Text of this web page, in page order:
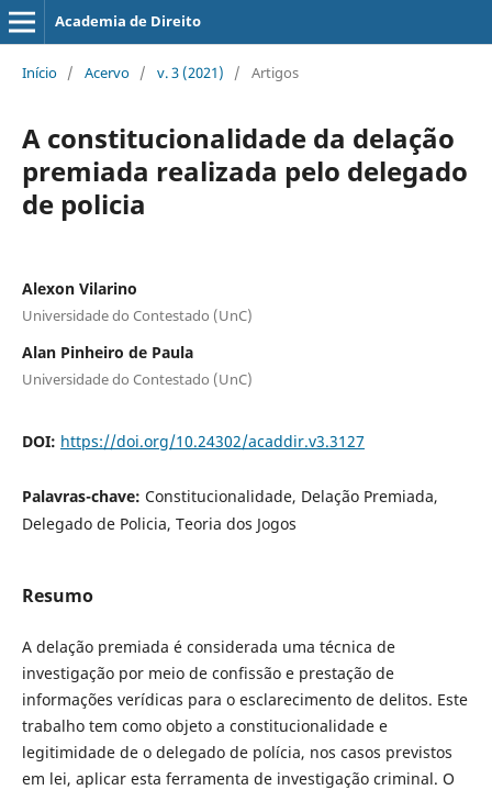
Academia de Direito
Início / Acervo / v. 3 (2021) / Artigos
A constitucionalidade da delação
premiada realizada pelo delegado
de policia
Alexon Vilarino
Universidade do Contestado (UnC)
Alan Pinheiro de Paula
Universidade do Contestado (UnC)
DOI: https://doi.org/10.24302/acaddir.v3.3127
Palavras-chave: Constitucionalidade, Delação Premiada,
Delegado de Policia, Teoria dos Jogos
Resumo
A delação premiada é considerada uma técnica de
investigação por meio de confissão e prestação de
informações verídicas para o esclarecimento de delitos. Este
trabalho tem como objeto a constitucionalidade e
legitimidade de o delegado de polícia, nos casos previstos
em lei, aplicar esta ferramenta de investigação criminal. O